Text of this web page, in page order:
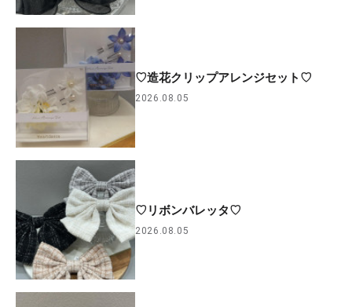
♡造花クリップアレンジセット♡
2026.08.05
♡リボンバレッタ♡
2026.08.05